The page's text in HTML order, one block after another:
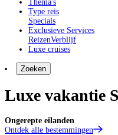
Thema's
Type reis
Specials
Exclusieve Services
ReizenVerblijf
Luxe cruises
Zoeken
Luxe vakantie
Ongerepte eilanden
Ontdek alle bestemmingen